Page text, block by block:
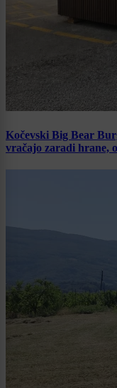
Kočevski Big Bear
vračajo zaradi hrane,